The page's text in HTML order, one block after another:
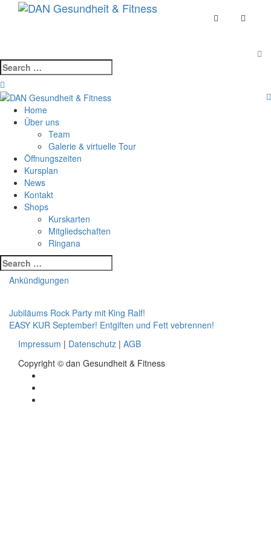
Toggle
Search
for:
Home
Über uns
Team
Galerie & virtuelle Tour
Öffnungszeiten
Kursplan
News
Kontakt
Shops
Kurskarten
Mitgliedschaften
Ringana
Search
for:
Ankündigungen
Beitragsnavigation
Jubiläums Rock Party mit King Ralf!
EASY KUR September! Entgiften und Fett vebrennen!
Impressum | Datenschutz | AGB
Copyright © dan Gesundheit & Fitness